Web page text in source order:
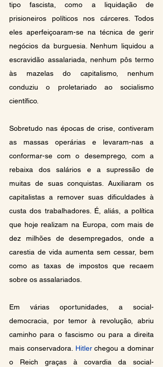
tipo fascista, como a liquidação de
prisioneiros políticos nos cárceres. Todos
eles aperfeiçoaram-se na técnica de gerir
negócios da burguesia. Nenhum liquidou a
escravidão assalariada, nenhum pôs termo
às mazelas do capitalismo, nenhum
conduziu o proletariado ao socialismo
científico.
Sobretudo nas épocas de crise, contiveram
as massas operárias e levaram-nas a
conformar-se com o desemprego, com a
rebaixa dos salários e a supressão de
muitas de suas conquistas. Auxiliaram os
capitalistas a remover suas dificuldades à
custa dos trabalhadores. É, aliás, a política
que hoje realizam na Europa, com mais de
dez milhões de desempregados, onde a
carestia de vida aumenta sem cessar, bem
como as taxas de impostos que recaem
sobre os assalariados.
Em várias oportunidades, a social-
democracia, por temor à revolução, abriu
caminho para o fascismo ou para a direita
mais conservadora. Hitler chegou a dominar
o Reich graças à covardia da social-